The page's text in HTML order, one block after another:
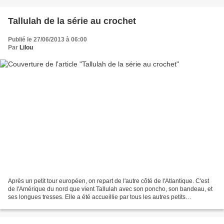
Tallulah de la série au crochet
Publié le 27/06/2013 à 06:00
Par Lilou
Après un petit tour européen, on repart de l'autre côté de l'Atlantique. C'est
de l'Amérique du nord que vient Tallulah avec son poncho, son bandeau, et
ses longues tresses. Elle a été accueillie par tous les autres petits